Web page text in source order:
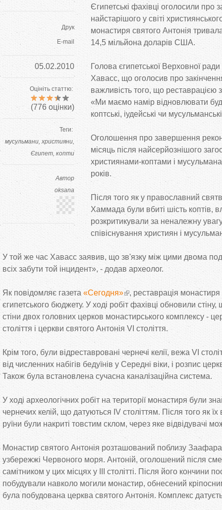
Друк
E-mail
05.02.2010
Оцініть статтю:
(776 оцінки)
Теги:
мусульмани християни
Єгипет копти
Автор
oksana
Єгипетські фахівці оголосили про
найстарішого у світі
монастиря святого Антонія
14,5 мільйона доларів США.
Голова єгипетської Верховної
Хавасс, що оголосив про
важливість того, що
«Ми маємо намір відновлювати
коптські, іудейські чи
Оголошення про завершення
місяць після найсерйознішого
християнами-коптами і
років.
Після того як у православний
Хаммада були вбиті шість коптів,
розкритикували за неналежну
співіснування християн і
У той же час Хавасс заявив, що зв'язку між цими двома
всіх забути той інцидент», - додав археолог.
Як повідомляє газета «Сегодня»
, реставрація
єгипетського бюджету. У ході робіт фахівці обновили
стіни двох головних церков монастирського комплексу -
століття і церкви святого Антонія VI століття.
Крім того, були відреставровані чернечі келії, вежа VI
від численних набігів бедуїнів у Середні віки, і розпис
Також була встановлена сучасна каналізаційна система.
У ході археологічних робіт на території монастиря були
чернечих келій, що датуються IV століттям. Після того як
руїни були накриті товстим склом, через яке відвідувачі
Монастир святого Антонія розташований поблизу
узбережжі Червоного моря. Антоній, оголошений після
самітником у цих місцях у III столітті. Після його кончини
побудували навколо могили монастир, обнесений
була побудована церква святого Антонія. Комплекс